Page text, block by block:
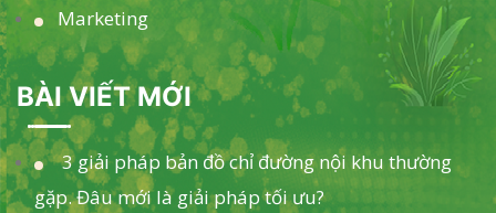
Marketing
BÀI VIẾT MỚI
3 giải pháp bản đồ chỉ đường nội khu thường
gặp. Đâu mới là giải pháp tối ưu?